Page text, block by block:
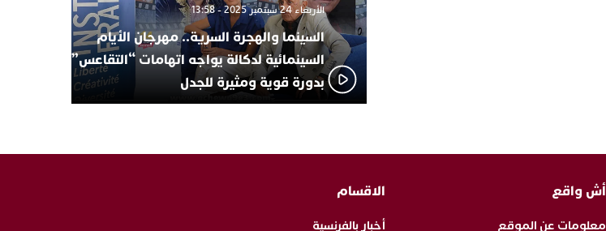
الأربعاء 24 سبتمبر 2025 - 13:58
السينما والهجرة السرية.. مهرجان الأيام
السينمائية لدكالة يواجه اتهامات “التقاعس”
بدورة قوية ومثيرة للجدل
أش واقع
معلومات عن الموقع
الاقسام
أخبار بالفرنسية